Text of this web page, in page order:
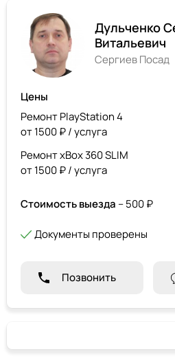
Дульченко
Витальевич
Сергиев Посад
Цены
Ремонт PlayStation 4
от 1500 ₽ / услуга
Ремонт xBox 360 SLIM
от 1500 ₽ / услуга
Стоимость выезда – 500 ₽
Документы проверены
Позвонить